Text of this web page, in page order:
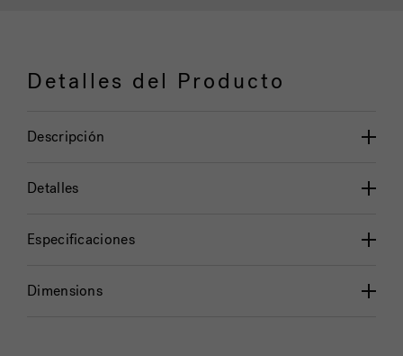
Detalles del Producto
Descripción
Detalles
Especificaciones
Dimensions